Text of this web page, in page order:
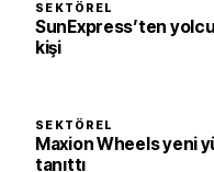
SEKTÖREL
SunExpress’ten
kişi
SEKTÖREL
Maxion Wheels yeni
tanıttı